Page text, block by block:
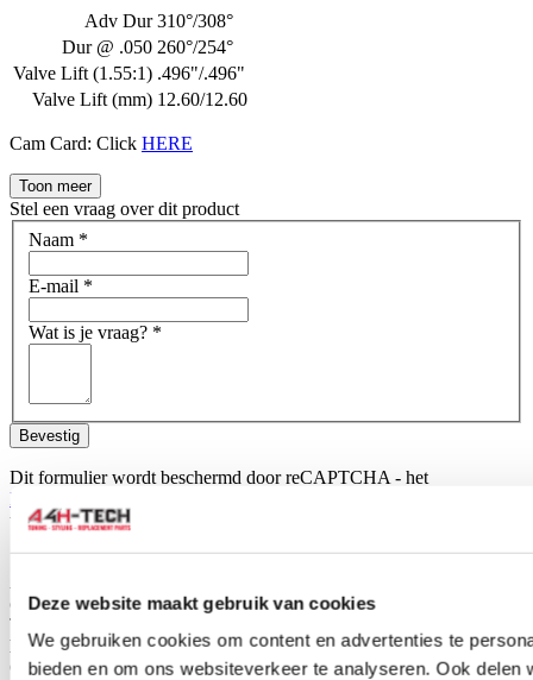
Deze website maakt gebruik van cookies
We gebruiken cookies om content en advertenties te
bieden en om ons websiteverkeer te analyseren. Ook
Adv Dur 310°/308°
Dur @ .050 260°/254°
Valve Lift (1.55:1) .496"/.496"
Valve Lift (mm) 12.60/12.60
Cam Card: Click HERE
Toon meer
Stel een vraag over dit product
Naam *
E-mail *
Wat is je vraag? *
Bevestig
Dit formulier wordt beschermd door reCAPTCHA - het
Privacybeleid van Google
toepassing.
Schrijf je eigen review
ofmaak een account aan.
Toepasbaar op:
Honda
CRX 1988-1991 1.6i VTEC (EE8/EF8)